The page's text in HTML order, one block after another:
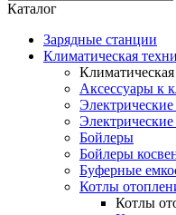
Каталог
Зарядные станции
Климатическая
Аксессуары к
Бойлеры
Бойлеры
Буферные
Котлы
Котлы